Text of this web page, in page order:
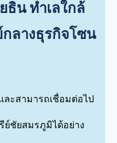
ธิน ทำเลใกล้
ลางธุรกิจโซน
ละสามารถเชื่อมต่อไป
ย์ชัยสมรภูมิได้อย่าง